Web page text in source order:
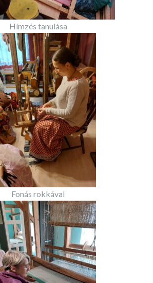
Hímzés tanulása
Fonás rokkával